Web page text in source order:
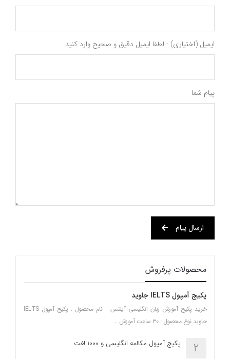
ایمیل (اختیاری) - لطفا ایمیل دقیق و صحیح وارد کنید
پیام شما
ارسال پیام
محصولات پرفروش
پکیج آمپول IELTS جاوید
خرید پکیج آموزش زبان انگلیسی آیلتس نام محصول : پکیج آمپول IELTS
جاوید نوع محصول : ۳۰ ساعت آموزش …
2 پکیج آمپول مکالمه انگلیسی و 1000 لغت